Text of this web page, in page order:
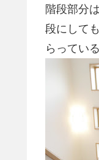
階段部分
段にして
らっている